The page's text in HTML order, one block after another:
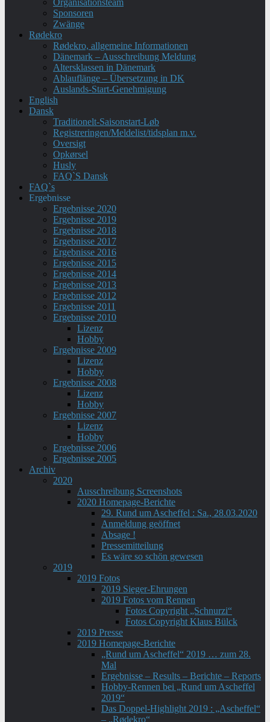
Organisationsteam
Sponsoren
Zwänge
Rødekro
Rødekro, allgemeine Informationen
Dänemark – Ausschreibung Meldung
Altersklassen in Dänemark
Ablauflänge – Übersetzung in DK
Auslands-Start-Genehmigung
English
Dansk
Traditionelt-Saisonstart-Løb
Registreringen/Meldelist/tidsplan m.v.
Oversigt
Opkørsel
Husly
FAQ`S Dansk
FAQ`s
Ergebnisse
Ergebnisse 2020
Ergebnisse 2019
Ergebnisse 2018
Ergebnisse 2017
Ergebnisse 2016
Ergebnisse 2015
Ergebnisse 2014
Ergebnisse 2013
Ergebnisse 2012
Ergebnisse 2011
Ergebnisse 2010
Lizenz
Hobby
Ergebnisse 2009
Lizenz
Hobby
Ergebnisse 2008
Lizenz
Hobby
Ergebnisse 2007
Lizenz
Hobby
Ergebnisse 2006
Ergebnisse 2005
Archiv
2020
Ausschreibung Screenshots
2020 Homepage-Berichte
29. Rund um Ascheffel : Sa., 28.03.2020
Anmeldung geöffnet
Absage !
Pressemitteilung
Es wäre so schön gewesen
2019
2019 Fotos
2019 Sieger-Ehrungen
2019 Fotos vom Rennen
Fotos Copyright „Schnurzi“
Fotos Copyright Klaus Bülck
2019 Presse
2019 Homepage-Berichte
„Rund um Ascheffel“ 2019 … zum 28.
Mal
Ergebnisse – Results – Berichte – Reports
Hobby-Rennen bei „Rund um Ascheffel
2019“
Das Doppel-Highlight 2019 : „Ascheffel“
– „Rødekro“